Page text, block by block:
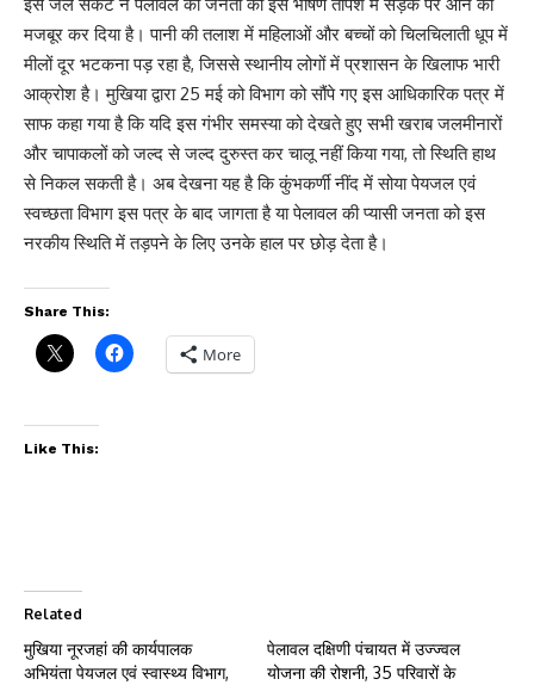
मजबूर कर दिया है। पानी की तलाश में महिलाओं और बच्चों को चिलचिलाती धूप में
मीलों दूर भटकना पड़ रहा है, जिससे स्थानीय लोगों में प्रशासन के खिलाफ भारी
आक्रोश है। मुखिया द्वारा 25 मई को विभाग को सौंपे गए इस आधिकारिक पत्र में
साफ कहा गया है कि यदि इस गंभीर समस्या को देखते हुए सभी खराब जलमीनारों
और चापाकलों को जल्द से जल्द दुरुस्त कर चालू नहीं किया गया, तो स्थिति हाथ
से निकल सकती है। अब देखना यह है कि कुंभकर्णी नींद में सोया पेयजल एवं
स्वच्छता विभाग इस पत्र के बाद जागता है या पेलावल की प्यासी जनता को इस
नरकीय स्थिति में तड़पने के लिए उनके हाल पर छोड़ देता है।
Share This:
More
Like This:
Related
मुखिया नूरजहां की कार्यपालक
अभियंता पेयजल एवं स्वास्थ्य विभाग,
पेलावल दक्षिणी पंचायत में उज्ज्वल
योजना की रोशनी, 35 परिवारों के